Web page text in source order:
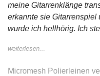
meine Gitarrenklänge
erkannte sie Gitarrenspiel
wurde ich hellhörig. Ich
weiterlesen...
Micromesh Polierleinen